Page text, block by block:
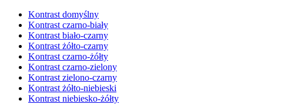
Kontrast domyślny
Kontrast czarno-biały
Kontrast biało-czarny
Kontrast żółto-czarny
Kontrast czarno-żółty
Kontrast czarno-zielony
Kontrast zielono-czarny
Kontrast żółto-niebieski
Kontrast niebiesko-żółty